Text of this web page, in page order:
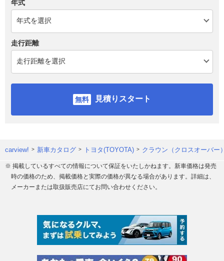
年式
走行距離
見積りスタート
carview! 新車カタログ トヨタ(TOYOTA) クラウン（クロスオーバー
※ 掲載しているすべての情報について保証をいたしかねます。新車価格は発売
時の価格のため、掲載価格と実際の価格が異なる場合があります。詳細は、
メーカーまたは取扱販売店にてお問い合わせください。